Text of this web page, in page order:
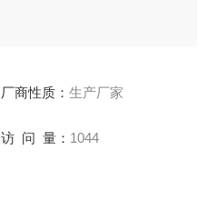
厂商性质： 生产厂家
访 问 量： 1044